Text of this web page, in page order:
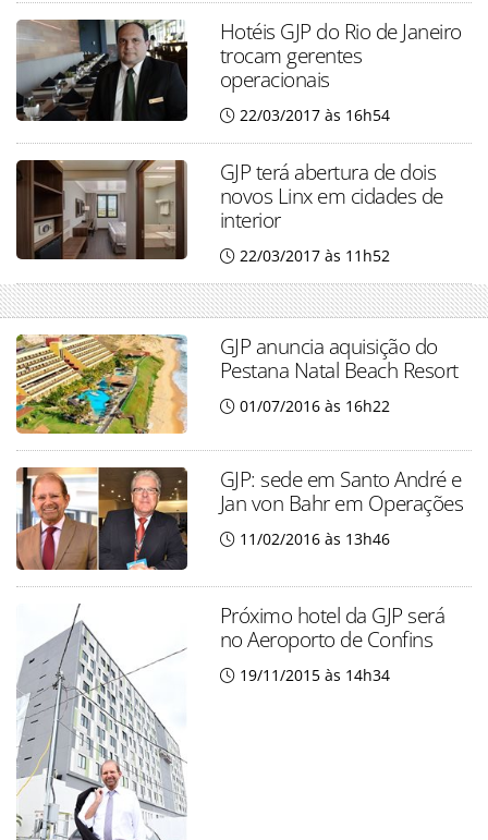
Hotéis GJP do Rio de Janeiro
trocam gerentes
operacionais
22/03/2017 às 16h54
GJP terá abertura de dois
novos Linx em cidades de
interior
22/03/2017 às 11h52
GJP anuncia aquisição do
Pestana Natal Beach Resort
01/07/2016 às 16h22
GJP: sede em Santo André e
Jan von Bahr em Operações
11/02/2016 às 13h46
Próximo hotel da GJP será
no Aeroporto de Confins
19/11/2015 às 14h34